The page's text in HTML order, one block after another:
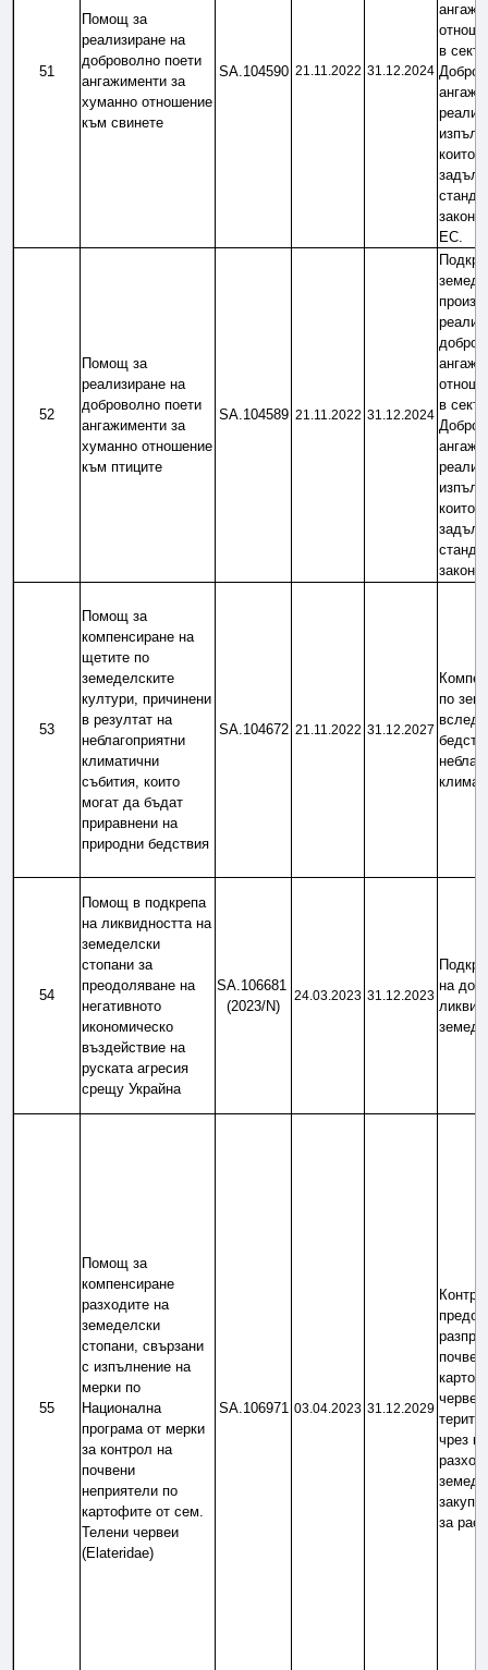
51
Помощ за
реализиране на
доброволно поети
ангажименти за
хуманно отношение
към свинете
SA.104590 21.11.2022 31.12.2024
в
които
ЕС.
52
Помощ за
реализиране на
доброволно поети
ангажименти за
хуманно отношение
към птиците
SA.104589 21.11.2022 31.12.2024
в
които
53
Помощ за
компенсиране на
щетите по
земеделските
култури, причинени
в резултат на
неблагоприятни
климатични
събития, които
могат да бъдат
приравнени на
природни бедствия
SA.104672 21.11.2022 31.12.2027
по
54
Помощ в подкрепа
на ликвидността на
земеделски
стопани за
преодоляване на
негативното
икономическо
въздействие на
руската агресия
срещу Украйна
SA.106681
(2023/N)
24.03.2023 31.12.2023
на
55
Помощ за
компенсиране
разходите на
земеделски
стопани, свързани
с изпълнение на
мерки по
Национална
програма от мерки
за контрол на
почвени
неприятели по
картофите от сем.
Телени червеи
(Elateridae)
SA.106971 03.04.2023 31.12.2029
чрез
за